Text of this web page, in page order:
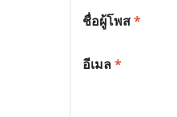
ชื่อผู้โพส*
อีเมล*